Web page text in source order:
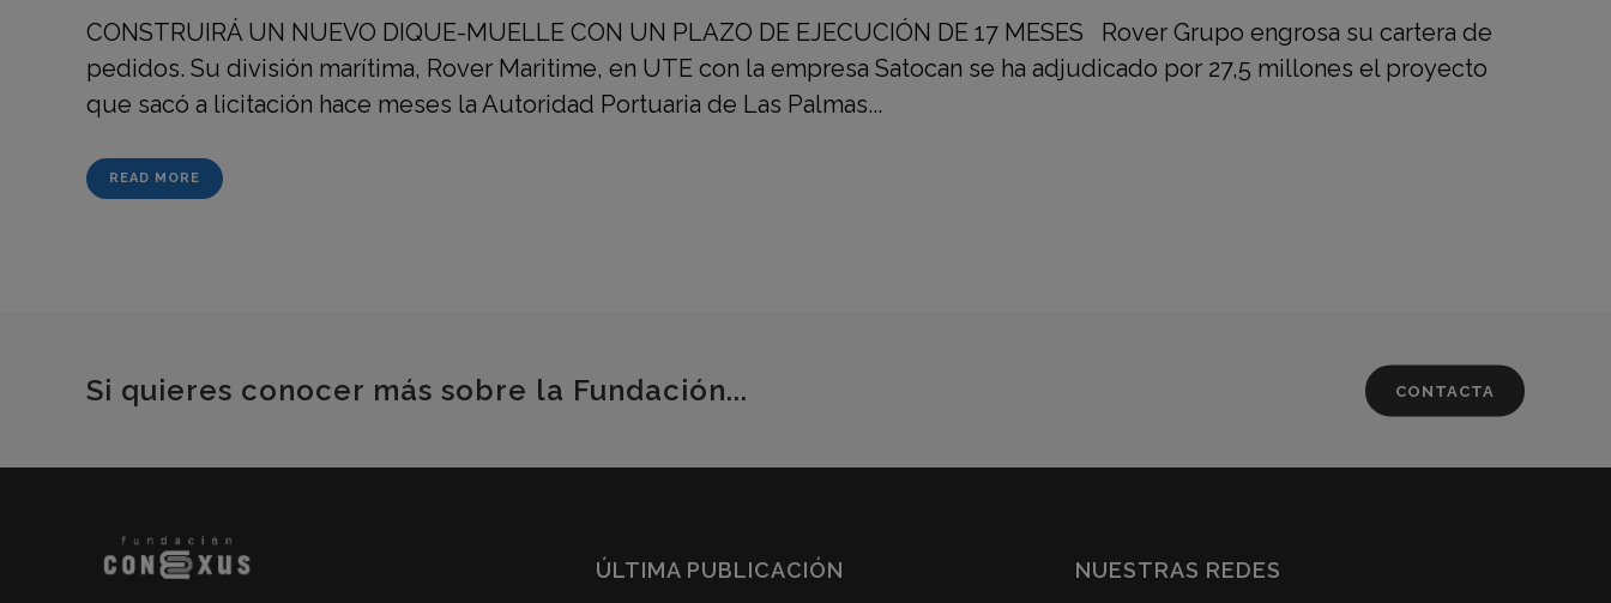
CONSTRUIRÁ UN NUEVO DIQUE-MUELLE CON UN PLAZO DE EJECUCIÓN DE 17 MESES Rover Grupo engrosa su cartera de
pedidos. Su división marítima, Rover Maritime, en UTE con la empresa Satocan se ha adjudicado por 27,5 millones el proyecto
que sacó a licitación hace meses la Autoridad Portuaria de Las Palmas...
READ MORE
Si quieres conocer más sobre la Fundación... CONTACTA
ÚLTIMA PUBLICACIÓN NUESTRAS REDES